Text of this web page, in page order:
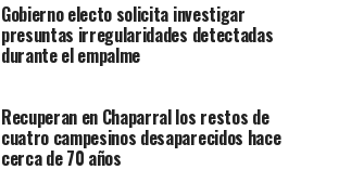
Gobierno electo solicita investigar
presuntas irregularidades detectadas
durante el empalme
Recuperan en Chaparral los restos de
cuatro campesinos desaparecidos hace
cerca de 70 años